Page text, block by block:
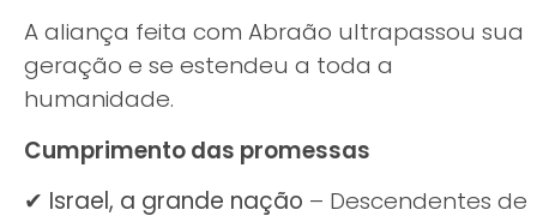
A aliança feita com Abraão ultrapassou sua
geração e se estendeu a toda a
humanidade.
Cumprimento das promessas
✔ Israel, a grande nação – Descendentes de